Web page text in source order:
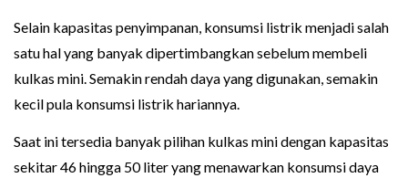
Selain kapasitas penyimpanan, konsumsi listrik menjadi salah
satu hal yang banyak dipertimbangkan sebelum membeli
kulkas mini. Semakin rendah daya yang digunakan, semakin
kecil pula konsumsi listrik hariannya.
Saat ini tersedia banyak pilihan kulkas mini dengan kapasitas
sekitar 46 hingga 50 liter yang menawarkan konsumsi daya